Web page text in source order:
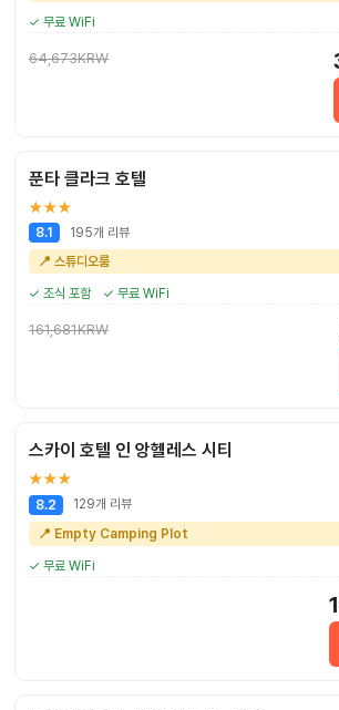
✓ 무료 WiFi
64,673KRW
푼타 클라크 호텔
★★★
8.1
195개 리뷰
📍 스튜디오룸
✓ 조식 포함 ✓ 무료 WiFi
161,681KRW
스카이 호텔 인 앙헬레스 시티
★★★
8.2
129개 리뷰
📍 Empty Camping Plot
✓ 무료 WiFi